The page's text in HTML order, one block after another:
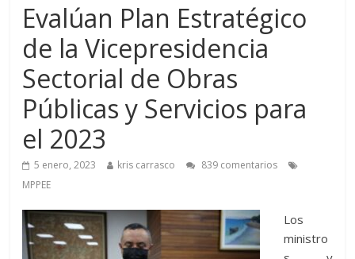
Evalúan Plan Estratégico
de la Vicepresidencia
Sectorial de Obras
Públicas y Servicios para
el 2023
5 enero, 2023 kris carrasco
839 comentarios
MPPEE
Los
ministro